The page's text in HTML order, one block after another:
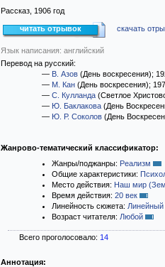
Рассказ, 1906 год
читать отрывок скачать
Язык написания: английский
Перевод на русский:
— В. Азов (День воскресения);
— М. Кан (День воскресения);
— С. Кулланда (Светлое
— Ю. Баклакова (День
— Ю. Р. Соколов (День
Жанрово-тематический классификатор:
Жанры/поджанры: Реализм
Общие характеристики:
Место действия: Наш мир
Время действия: 20 век
Линейность сюжета: Линейный
Возраст читателя: Любой
Всего проголосовало: 14
Аннотация: